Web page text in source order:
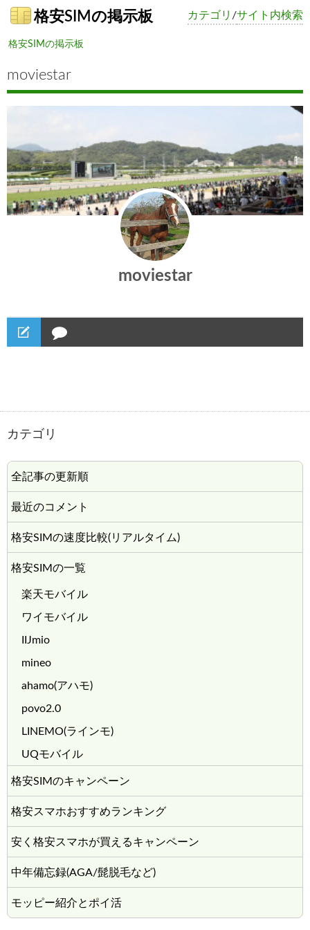
サイト内検索
カテゴリ /
格安SIMの掲示板
格安SIMの掲示板
moviestar
moviestar
カテゴリ
全記事の更新順
最近のコメント
格安SIMの速度比較(リアルタイム)
格安SIMの一覧
楽天モバイル
ワイモバイル
IIJmio
mineo
ahamo(アハモ)
povo2.0
LINEMO(ラインモ)
UQモバイル
格安SIMのキャンペーン
格安スマホおすすめランキング
安く格安スマホが買えるキャンペーン
中年備忘録(AGA/髭脱毛など)
モッピー紹介とポイ活